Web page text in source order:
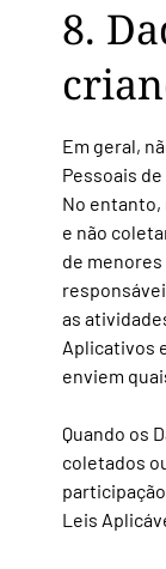
8.
Em geral,
Pessoais
No entanto,
e não
de menores
as
Aplicativos
enviem
Quando os
coletados
Leis